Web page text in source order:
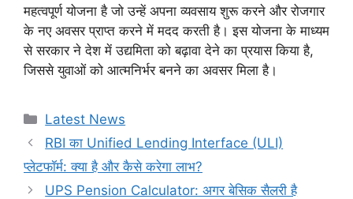
महत्वपूर्ण योजना है जो उन्हें अपना व्यवसाय शुरू करने और रोजगार
के नए अवसर प्राप्त करने में मदद करती है। इस योजना के माध्यम
से सरकार ने देश में उद्यमिता को बढ़ावा देने का प्रयास किया है,
जिससे युवाओं को आत्मनिर्भर बनने का अवसर मिला है।
Categories
Latest News
RBI का Unified Lending Interface (ULI)
प्लेटफॉर्म: क्या है और कैसे करेगा लाभ?
UPS Pension Calculator: अगर बेसिक सैलरी है